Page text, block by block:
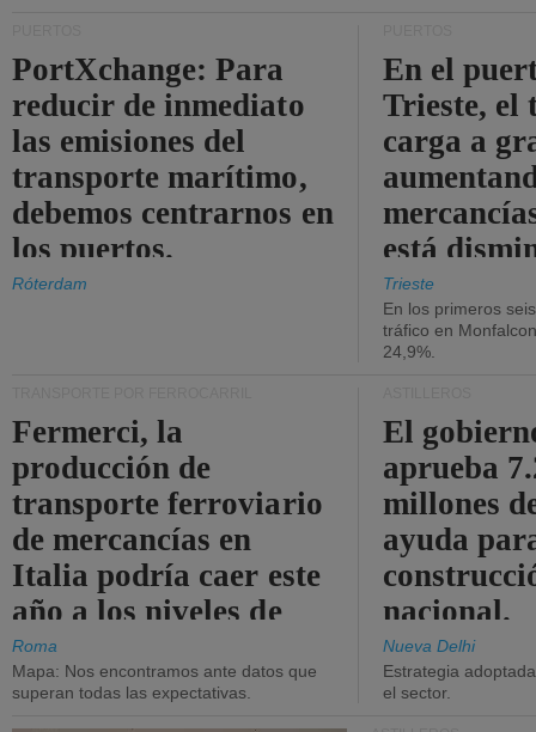
PortXchange: Para
reducir de inmediato
las emisiones del
transporte marítimo,
debemos centrarnos en
los puertos.
Róterdam
En el
Trieste, el
carga a
está
Trieste
En los primeros
tráfico en
24,9%.
Fermerci, la
producción de
transporte ferroviario
de mercancías en
Italia podría caer este
año a los niveles de
2015.
Roma
Mapa: Nos encontramos ante datos que
superan todas las expectativas.
El
aprueba
millones
ayuda
nacional.
Nueva Delhi
Estrategia
el sector.